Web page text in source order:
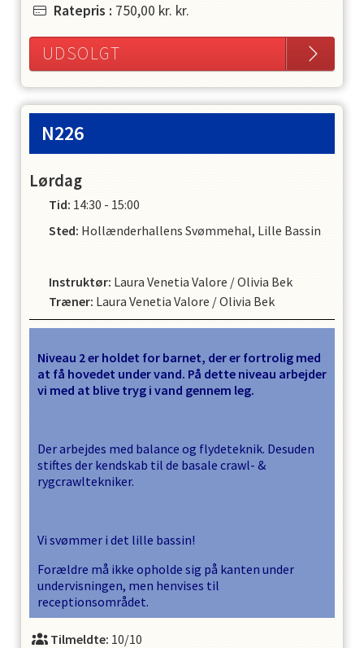
Ratepris : 750,00 kr. kr.
UDSOLGT
N226
Lørdag
Tid: 14:30 - 15:00
Sted: Hollænderhallens Svømmehal, Lille Bassin
Instruktør: Laura Venetia Valore /Olivia Bek
Træner: Laura Venetia Valore /Olivia Bek
Niveau 2 er holdet for barnet, der er fortrolig med
at få hovedet under vand. På dette niveau arbejder
vi med at blive tryg i vand gennem leg.
Der arbejdes med balance og flydeteknik. Desuden
stiftes der kendskab til de basale crawl- &
rygcrawltekniker.
Vi svømmer i det lille bassin!
Forældre må ikke opholde sig på kanten under
undervisningen, men henvises til
receptionsområdet.
Tilmeldte: 10/10